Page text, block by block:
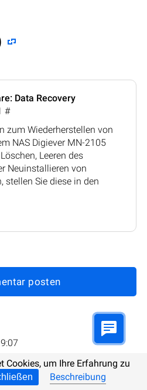
Data Recovery
#
zum Wiederherstellen von
NAS Digiever MN-2105
Leeren des
Neuinstallieren von
stellen Sie diese in den
posten
:
Cookies, um Ihre Erfahrung zu
Beschreibung